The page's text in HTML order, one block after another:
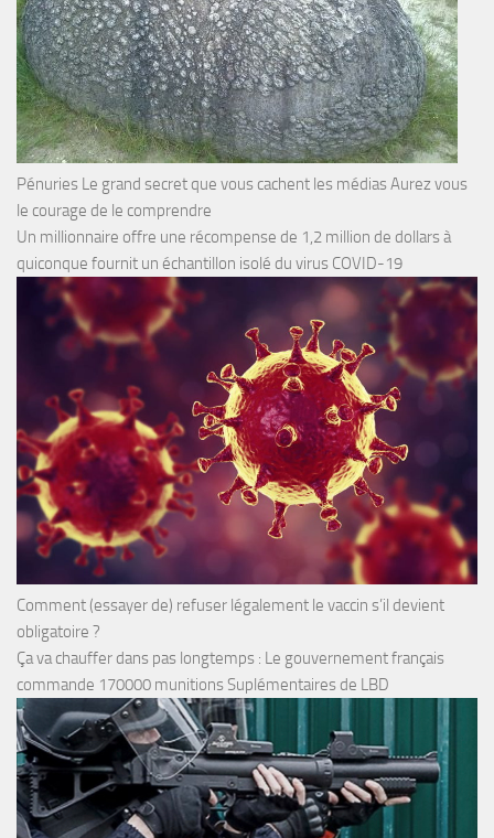
Pénuries Le grand secret que vous cachent les médias Aurez vous
le courage de le comprendre
Un millionnaire offre une récompense de 1,2 million de dollars à
quiconque fournit un échantillon isolé du virus COVID-19
Comment (essayer de) refuser légalement le vaccin s’il devient
obligatoire ?
Ça va chauffer dans pas longtemps : Le gouvernement français
commande 170000 munitions Suplémentaires de LBD